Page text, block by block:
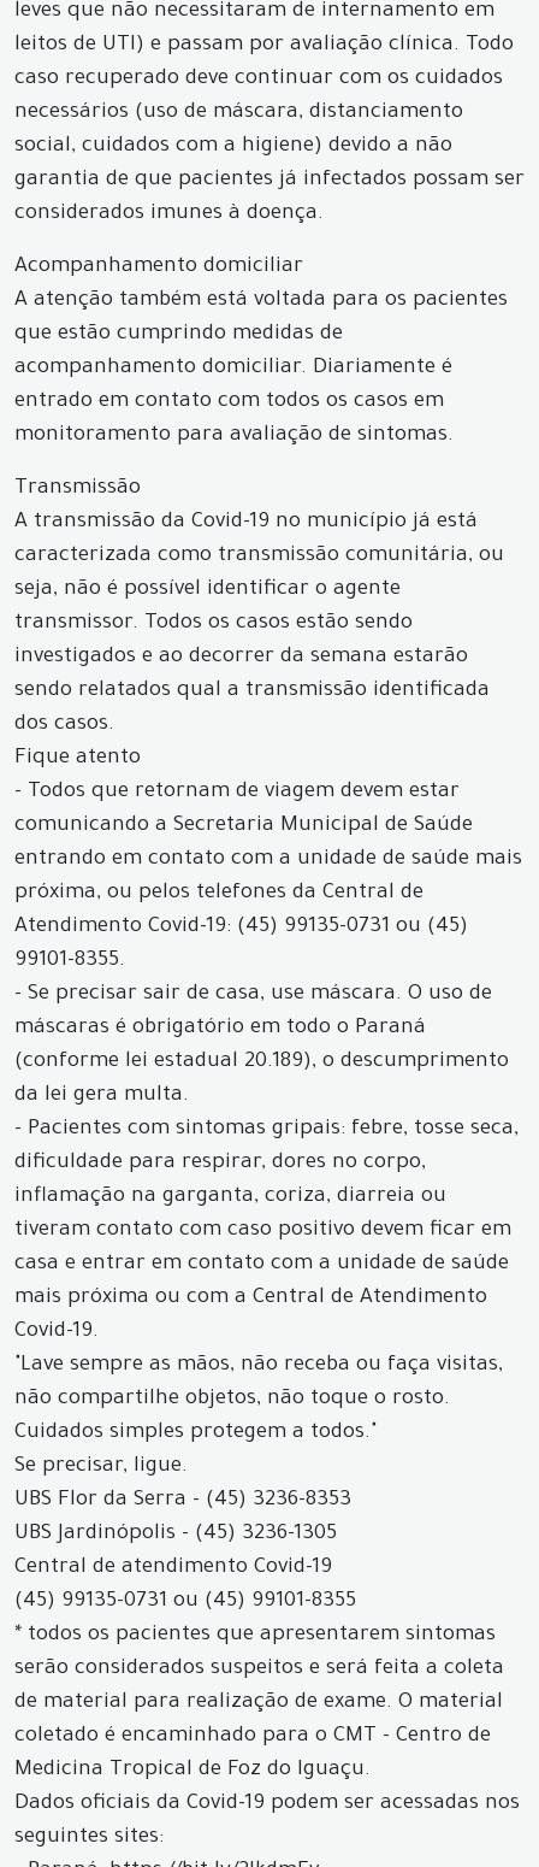
leves que não necessitaram de internamento em
leitos de UTI) e passam por avaliação clínica. Todo
caso recuperado deve continuar com os cuidados
necessários (uso de máscara, distanciamento
social, cuidados com a higiene) devido a não
garantia de que pacientes já infectados possam ser
considerados imunes à doença.
Acompanhamento domiciliar
A atenção também está voltada para os pacientes
que estão cumprindo medidas de
acompanhamento domiciliar. Diariamente é
entrado em contato com todos os casos em
monitoramento para avaliação de sintomas.
Transmissão
A transmissão da Covid-19 no município já está
caracterizada como transmissão comunitária, ou
seja, não é possível identificar o agente
transmissor. Todos os casos estão sendo
investigados e ao decorrer da semana estarão
sendo relatados qual a transmissão identificada
dos casos.
Fique atento
- Todos que retornam de viagem devem estar
comunicando a Secretaria Municipal de Saúde
entrando em contato com a unidade de saúde mais
próxima, ou pelos telefones da Central de
Atendimento Covid-19: (45) 99135-0731 ou (45)
99101-8355.
- Se precisar sair de casa, use máscara. O uso de
máscaras é obrigatório em todo o Paraná
(conforme lei estadual 20.189), o descumprimento
da lei gera multa.
- Pacientes com sintomas gripais: febre, tosse seca,
dificuldade para respirar, dores no corpo,
inflamação na garganta, coriza, diarreia ou
tiveram contato com caso positivo devem ficar em
casa e entrar em contato com a unidade de saúde
mais próxima ou com a Central de Atendimento
Covid-19.
"Lave sempre as mãos, não receba ou faça visitas,
não compartilhe objetos, não toque o rosto.
Cuidados simples protegem a todos."
Se precisar, ligue.
UBS Flor da Serra - (45) 3236-8353
UBS Jardinópolis - (45) 3236-1305
Central de atendimento Covid-19
(45) 99135-0731 ou (45) 99101-8355
* todos os pacientes que apresentarem sintomas
serão considerados suspeitos e será feita a coleta
de material para realização de exame. O material
coletado é encaminhado para o CMT - Centro de
Medicina Tropical de Foz do Iguaçu.
Dados oficiais da Covid-19 podem ser acessadas nos
seguintes sites: